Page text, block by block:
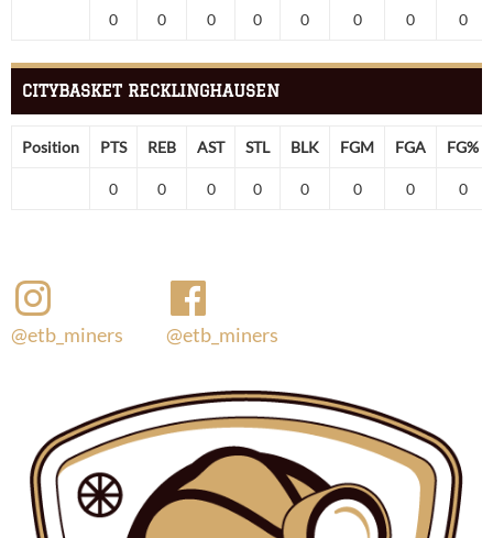
0 0 0 0 0 0 0 0
CITYBASKET RECKLINGHAUSEN
Position PTS REB AST STL BLK FGM FGA FG%
0 0 0 0 0 0 0 0
@etb_miners @etb_miners